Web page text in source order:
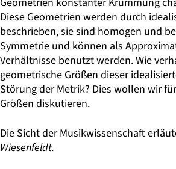
Diese Geometrien werden durch
beschrieben, sie sind homogen und
Symmetrie und können als
Verhältnisse benutzt werden. Wie
geometrische Größen dieser
Störung der Metrik? Dies wollen wir
Größen diskutieren.
Die Sicht der Musikwissenschaft
Wiesenfeldt.